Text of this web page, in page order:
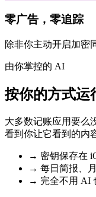
零广告，零追踪
除非你主动开启加密
由你掌控的 AI
按你的方式运
大多数记账应用要么
看到你让它看到的内
→ 密钥保存在
→ 每日简报、
→ 完全不用 AI